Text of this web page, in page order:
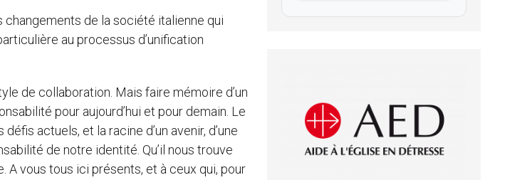
de la société italienne qui
au processus d’unification
de collaboration. Mais faire mémoire d’un
pour aujourd’hui et pour demain. Le
actuels, et la racine d’un avenir, d’une
de notre identité. Qu’il nous trouve
A vous tous ici présents, et à ceux qui, pour